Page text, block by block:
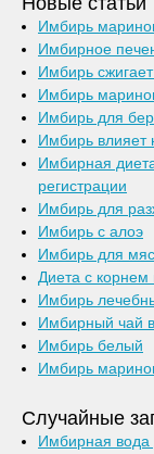
Имбирь
Имбирное
Имбирь
Имбирь
Имбирь для
Имбирь влияет
Имбирная
регистрации
Имбирь для
Имбирь с алоэ
Имбирь для
Диета с
Имбирь
Имбирный чай
Имбирь белый
Имбирь
Случайные
Имбирная вода